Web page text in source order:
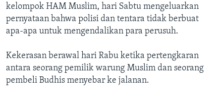
kelompok HAM Muslim, hari Sabtu mengeluarkan
pernyataan bahwa polisi dan tentara tidak berbuat
apa-apa untuk mengendalikan para perusuh.
Kekerasan berawal hari Rabu ketika pertengkaran
antara seorang pemilik warung Muslim dan seorang
pembeli Budhis menyebar ke jalanan.